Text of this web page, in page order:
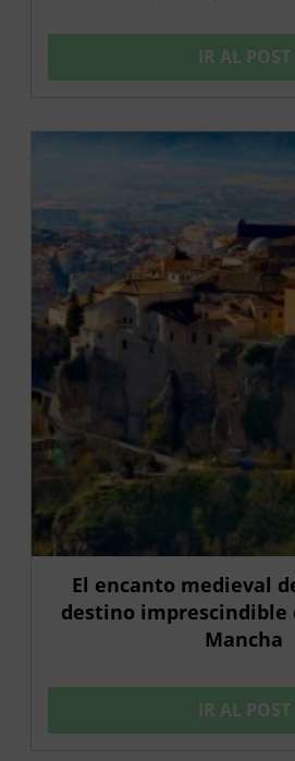
IR AL POST
El encanto medieval
destino imprescindible
Mancha
IR AL POST